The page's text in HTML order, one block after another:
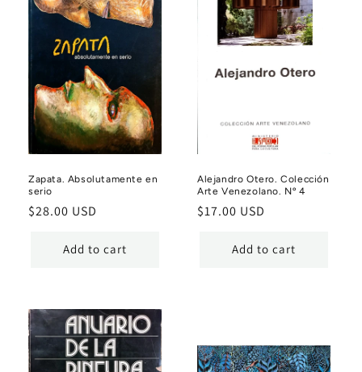
Zapata. Absolutamente en
serio
Regular
$28.00 USD
Add to cart
Alejandro Otero. Colección
Arte Venezolano. Nº 4
Regular
$17.00 USD
Add to cart